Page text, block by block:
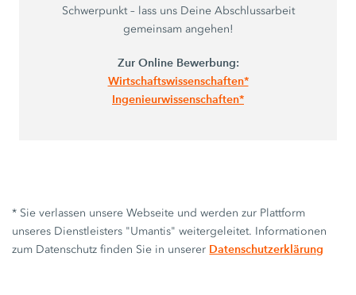
Schwerpunkt – lass uns Deine Abschlussarbeit
gemeinsam angehen!
Zur Online Bewerbung:
Wirtschaftswissenschaften*
Ingenieurwissenschaften*
* Sie verlassen unsere Webseite und werden zur Plattform
unseres Dienstleisters "Umantis" weitergeleitet. Informationen
zum Datenschutz finden Sie in unserer Datenschutzerklärung